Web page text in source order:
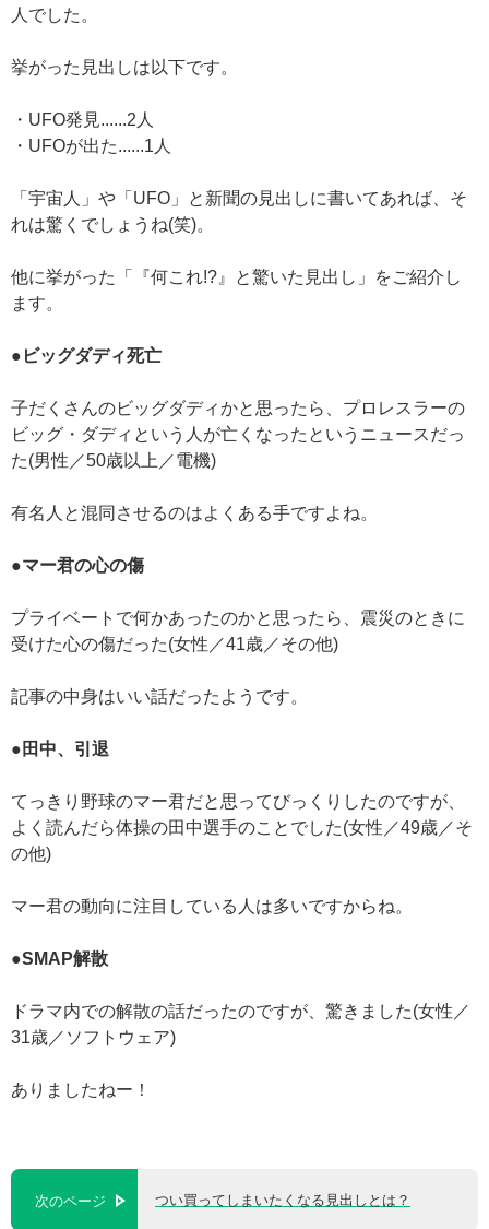
人でした。
挙がった見出しは以下です。
・UFO発見......2人
・UFOが出た......1人
「宇宙人」や「UFO」と新聞の見出しに書いてあれば、そ
れは驚くでしょうね(笑)。
他に挙がった「『何これ!?』と驚いた見出し」をご紹介し
ます。
●ビッグダディ死亡
子だくさんのビッグダディかと思ったら、プロレスラーの
ビッグ・ダディという人が亡くなったというニュースだっ
た(男性／50歳以上／電機)
有名人と混同させるのはよくある手ですよね。
●マー君の心の傷
プライベートで何かあったのかと思ったら、震災のときに
受けた心の傷だった(女性／41歳／その他)
記事の中身はいい話だったようです。
●田中、引退
てっきり野球のマー君だと思ってびっくりしたのですが、
よく読んだら体操の田中選手のことでした(女性／49歳／そ
の他)
マー君の動向に注目している人は多いですからね。
●SMAP解散
ドラマ内での解散の話だったのですが、驚きました(女性／
31歳／ソフトウェア)
ありましたねー！
次のページ つい買ってしまいたくなる見出しとは？